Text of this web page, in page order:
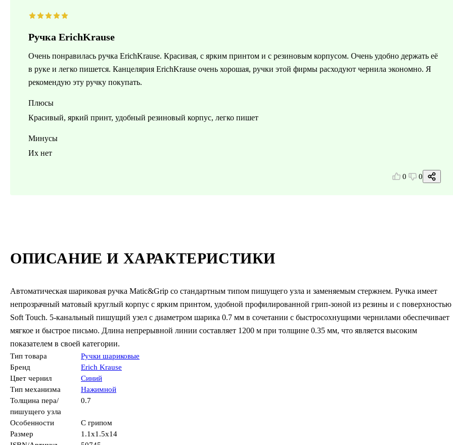
ОПИСАНИЕ И ХАРАКТЕРИСТИКИ
Автоматическая шариковая ручка Matic&Grip со стандартным типом пишущего узла и заменяемым стержнем. Ручка имеет
непрозрачный матовый круглый корпус с ярким принтом, удобной профилированной грип-зоной из резины и с поверхностью
Soft Touch. 5-канальный пишущий узел с диаметром шарика 0.7 мм в сочетании с быстросохнущими чернилами обеспечивает
мягкое и быстрое письмо. Длина непрерывной линии составляет 1200 м при толщине 0.35 мм, что является высоким
показателем в своей категории.
Тип товара
Ручки шариковые
Бренд
Erich Krause
Цвет чернил
Синий
Тип механизма
Нажимной
Толщина пера/
пишущего узла
0.7
Особенности
С грипом
Размер
1.1x1.5x14
Ручка ErichKrause
Очень понравилась ручка ErichKrause. Красивая, с ярким принтом и с резиновым корпусом. Очень удобно держать её
в руке и легко пишется. Канцелярия ErichKrause очень хорошая, ручки этой фирмы расходуют чернила экономно. Я
рекомендую эту ручку покупать.
Плюсы
Красивый, яркий принт, удобный резиновый корпус, легко пишет
Минусы
Их нет
0 0